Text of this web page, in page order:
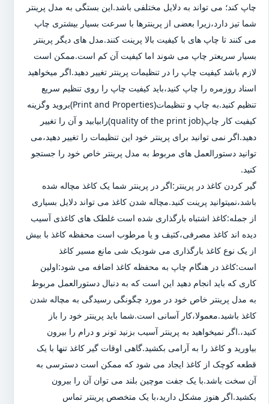
چاپ کند؛ می تواند به دلایل مختلفی باشد.این بستگی به مدل پرینتر
شما تیز دارد،زیرا بعضی از پرینترها با سرعت بسیار بیشتری چاپ
می کنند تا چاپ های با کیفیت بالا پرینت کنند.مدل های دیگر پرینتر
بسیار سریعتر چاپ می شوند اما کیفیت آن کم است.ممکن است
لازم باشد کیفیت چاپ را در تنظیمات پرینتر تغییر دهید.اگر میخواهید
اسناد روزمره را چاپ کنید،باید کیفیت چاپ را روی تنظیم سریع
تنظیم کنید.به چاپ و تنظیمات(Print and Properties)بروید وگزینه
کیفیت کار چاپ(quality of the print job)رابیابید و آن را تغییر
دهید.اگر نمی توانید برای پرینتر خود این تنظیمات را تغییر دهید،می
توانید دستورالعمل های مربوط به مدل پرینتر خاص خود را جستجو
کنید.
گیر کردن کاغذ در پرینتر:اگر در پرینتر شما یک کاغذ مچاله شده
باشد،نمیتوانید پرینت کنید.مچاله شدن کاغذ می تواند دلایل بسیاری
از جمله:کاغذ اشتباه بارگذاری شده است غلطک های کاغذی آسیب
دیده اند کاغذ مصرفی،کثیف و یا مرطوب است محفظه کاغذ با بیش
از یک نوع کاغذ بارگذاری می شودیک شی مانع مسیر کاغذ
است:کاغذ در هنگام چاپ به محفظه کاغذ اضافه می شود:اولین
کاری که باید انجام دهید این است که به دنبال دستورالعمل مربوط
به مدل پرینتر خاص خود در مورد چگونگی رسیدگی به مچاله شدن
کاغذ باشید.معمولا،کار آسانی است.شما باید پرینتر خود را باز
کنید،.اگر نمیخواهید به پرینتر آسیب بزنید تونر و درام را بیرون
بیاورید و کاغذ را به آرامی بکشید.گاهی اوقات گیر کاغذ تنها با یک
قطعه کوچک از کاغذ ایجاد می شود که ممکن است دسترسی به
آن سخت باشد.با یک جفت موچین بلند می توان آن را بیرون
بکشید.اگر هنوز مشکل دارید،با یک متخصص پرینتر تماس